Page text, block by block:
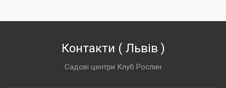
Контакти ( Львів )
Садові центри Клуб Рослин